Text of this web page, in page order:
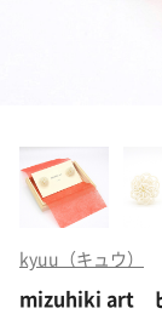
kyuu（キュウ）
mizuhiki art